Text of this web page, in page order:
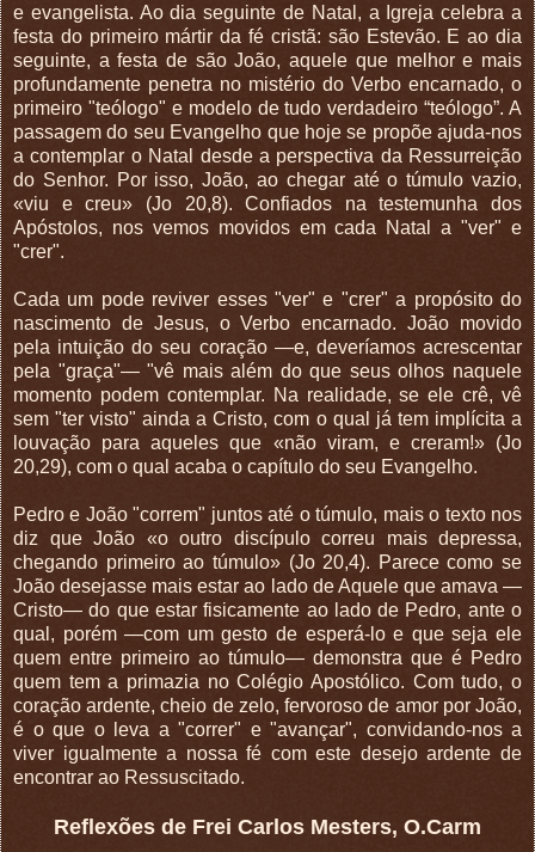
e evangelista. Ao dia seguinte de Natal, a Igreja celebra a
festa do primeiro mártir da fé cristã: são Estevão. E ao dia
seguinte, a festa de são João, aquele que melhor e mais
profundamente penetra no mistério do Verbo encarnado, o
primeiro "teólogo" e modelo de tudo verdadeiro “teólogo”. A
passagem do seu Evangelho que hoje se propõe ajuda-nos
a contemplar o Natal desde a perspectiva da Ressurreição
do Senhor. Por isso, João, ao chegar até o túmulo vazio,
«viu e creu» (Jo 20,8). Confiados na testemunha dos
Apóstolos, nos vemos movidos em cada Natal a "ver" e
"crer".
Cada um pode reviver esses "ver" e "crer" a propósito do
nascimento de Jesus, o Verbo encarnado. João movido
pela intuição do seu coração —e, deveríamos acrescentar
pela "graça"— "vê mais além do que seus olhos naquele
momento podem contemplar. Na realidade, se ele crê, vê
sem "ter visto" ainda a Cristo, com o qual já tem implícita a
louvação para aqueles que «não viram, e creram!» (Jo
20,29), com o qual acaba o capítulo do seu Evangelho.
Pedro e João "correm" juntos até o túmulo, mais o texto nos
diz que João «o outro discípulo correu mais depressa,
chegando primeiro ao túmulo» (Jo 20,4). Parece como se
João desejasse mais estar ao lado de Aquele que amava —
Cristo— do que estar fisicamente ao lado de Pedro, ante o
qual, porém —com um gesto de esperá-lo e que seja ele
quem entre primeiro ao túmulo— demonstra que é Pedro
quem tem a primazia no Colégio Apostólico. Com tudo, o
coração ardente, cheio de zelo, fervoroso de amor por João,
é o que o leva a "correr" e "avançar", convidando-nos a
viver igualmente a nossa fé com este desejo ardente de
encontrar ao Ressuscitado.
Reflexões de Frei Carlos Mesters, O.Carm